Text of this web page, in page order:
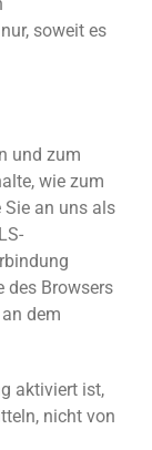
soweit es
und zum
wie zum
Sie an uns als
des Browsers
dem
aktiviert ist,
nicht von